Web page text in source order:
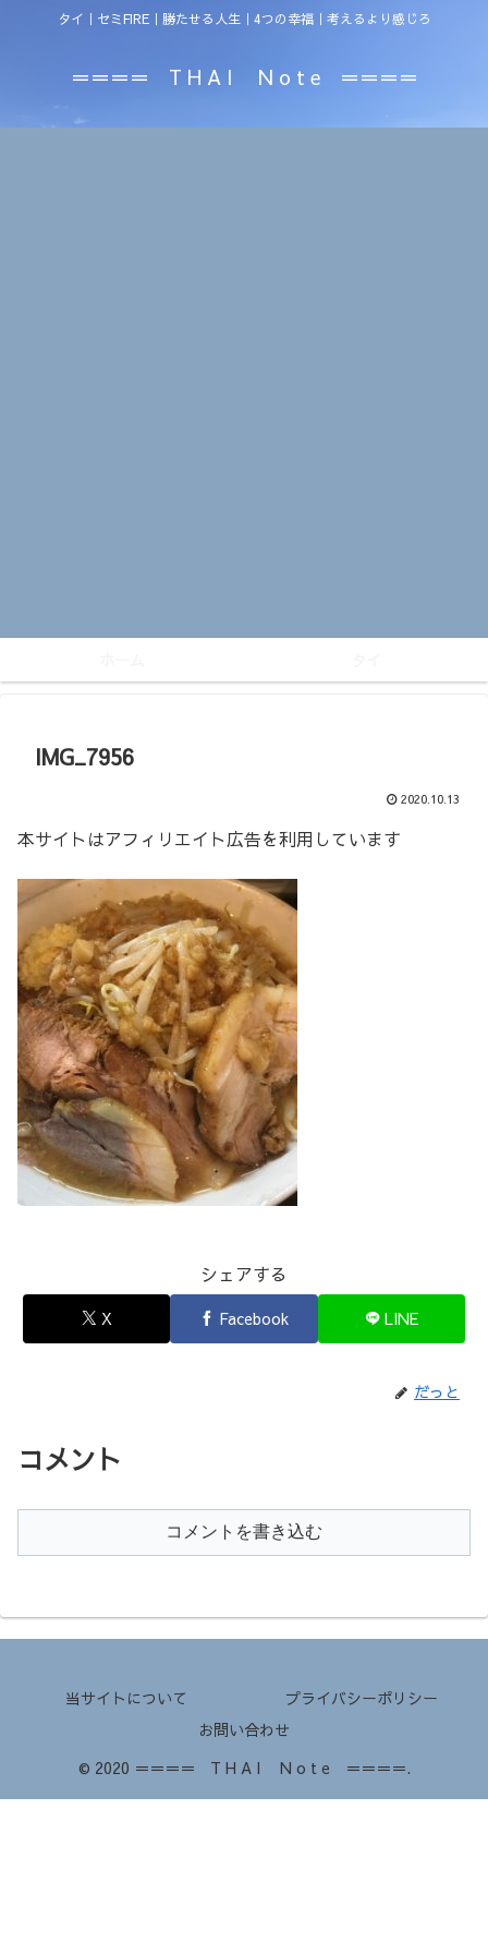
タイ｜セミFIRE｜勝たせる人生｜4つの幸福｜考えるより感じろ
＝＝＝＝ T H A I N o t e ＝＝＝＝
IMG_7956
2020.10.13
本サイトはアフィリエイト広告を利用しています
シェアする
X Facebook LINE
だっと
コメント
コメントを書き込む
当サイトについて
プライバシーポリシー
お問い合わせ
© 2020 ＝＝＝＝ T H A I N o t e ＝＝＝＝.